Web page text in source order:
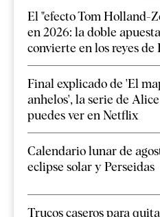
El "efecto Tom Holland-
en 2026: la doble
convierte en los reyes
Final explicado de 'El
anhelos', la serie de
puedes ver en Netflix
Calendario lunar de
eclipse solar y Perseidas
Trucos caseros para